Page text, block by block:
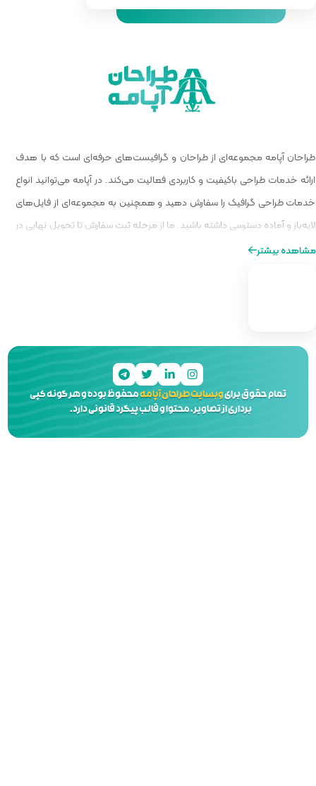
گرافیست‌های حرفه‌ای است که با هدف
می‌کند. در آپامه می‌توانید انواع
همچنین به مجموعه‌ای از فایل‌های
مرحله ثبت سفارش تا تحویل نهایی در
از طراحی را برایتان فراهم کنیم.
محفوظ بوده و هر گونه کپی
و قالب پیگرد قانونی دارد.